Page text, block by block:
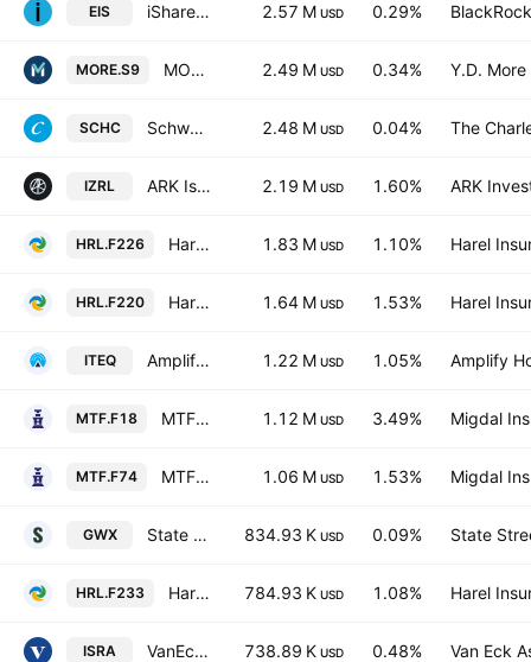
EIS iShares MSCI Israel ETF 2.57 M USD 0.29%
MORE.S9 MORE SAL TA-125 IL ETF Units 2.49 M USD 0.34% Y.D.
SCHC Schwab International Small-Cap Equity ETF 2.48 M USD 0.04% The
IZRL ARK Israel Innovative Technology ETF 2.19 M USD 1.60% ARK
HRL.F226 Harel Sal (4A) Index Israel 100 profitability Equal Weight IL 1.83 M USD 1.10% Harel
HRL.F220 Harel Sal (4A) TA-Technology Units 1.64 M USD 1.53% Harel
ITEQ Amplify BlueStar Israel Technology ETF 1.22 M USD 1.05% Amplify
MTF.F18 MTF SAL (4A) TA Tech - Elite IL 1.12 M USD 3.49% Migdal
MTF.F74 MTF Sal (4A) TA-Technology Units 1.06 M USD 1.53% Migdal
GWX State Street SPDR S&P International Small Cap ETF 834.93 K USD 0.09% State
HRL.F233 Harel Sal (4A) TA - 90 & Banks IL Units 784.93 K USD 1.08% Harel
ISRA VanEck Israel ETF 738.89 K USD 0.48% Van Eck